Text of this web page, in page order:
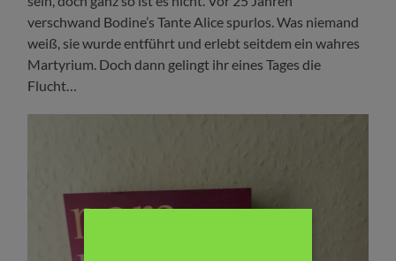
verschwand Bodine’s Tante Alice spurlos. Was niemand
weiß, sie wurde entführt und erlebt seitdem ein wahres
Martyrium. Doch dann gelingt ihr eines Tages die
Flucht…